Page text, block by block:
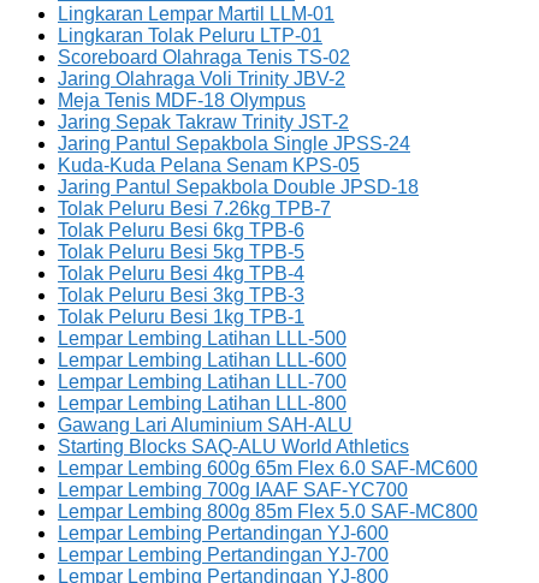
Lingkaran Lempar Martil LLM-01
Lingkaran Tolak Peluru LTP-01
Scoreboard Olahraga Tenis TS-02
Jaring Olahraga Voli Trinity JBV-2
Meja Tenis MDF-18 Olympus
Jaring Sepak Takraw Trinity JST-2
Jaring Pantul Sepakbola Single JPSS-24
Kuda-Kuda Pelana Senam KPS-05
Jaring Pantul Sepakbola Double JPSD-18
Tolak Peluru Besi 7.26kg TPB-7
Tolak Peluru Besi 6kg TPB-6
Tolak Peluru Besi 5kg TPB-5
Tolak Peluru Besi 4kg TPB-4
Tolak Peluru Besi 3kg TPB-3
Tolak Peluru Besi 1kg TPB-1
Lempar Lembing Latihan LLL-500
Lempar Lembing Latihan LLL-600
Lempar Lembing Latihan LLL-700
Lempar Lembing Latihan LLL-800
Gawang Lari Aluminium SAH-ALU
Starting Blocks SAQ-ALU World Athletics
Lempar Lembing 600g 65m Flex 6.0 SAF-MC600
Lempar Lembing 700g IAAF SAF-YC700
Lempar Lembing 800g 85m Flex 5.0 SAF-MC800
Lempar Lembing Pertandingan YJ-600
Lempar Lembing Pertandingan YJ-700
Lempar Lembing Pertandingan YJ-800